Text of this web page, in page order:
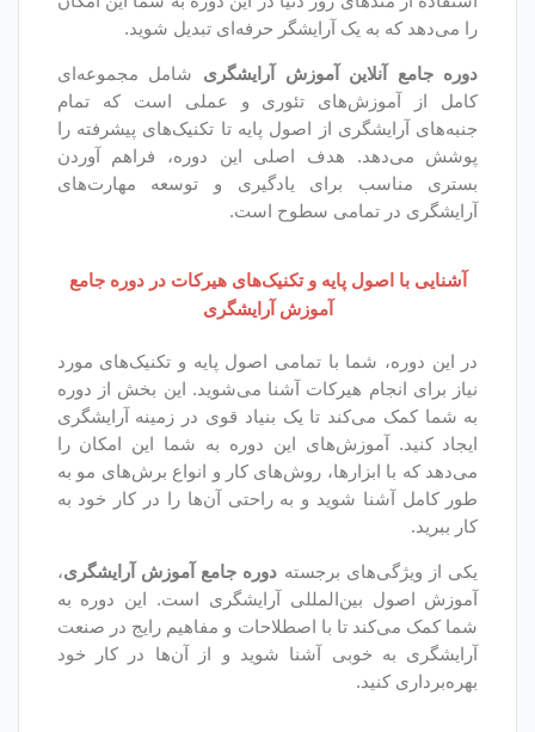
آرایشگر حرفه‌ای تبدیل شوید.
آموزش آرایشگریشامل مجموعه‌ای
تئوری و عملی است که تمام
از اصول پایه تا تکنیک‌های پیشرفته را
اصلی این دوره، فراهم آوردن
یادگیری و توسعه مهارت‌های
سطوح است.
پایه و تکنیک‌های هیرکات در دوره جامع
با تمامی اصول پایه و تکنیک‌های مورد
هیرکات آشنا می‌شوید. این بخش از دوره
تا یک بنیاد قوی در زمینه آرایشگری
این دوره به شما این امکان را
روش‌های کار و انواع برش‌های مو به
و به راحتی آن‌ها را در کار خود به
برجستهدوره جامع آموزش آرایشگری،
آرایشگری است. این دوره به
با اصطلاحات و مفاهیم رایج در صنعت
آشنا شوید و از آن‌ها در کار خود